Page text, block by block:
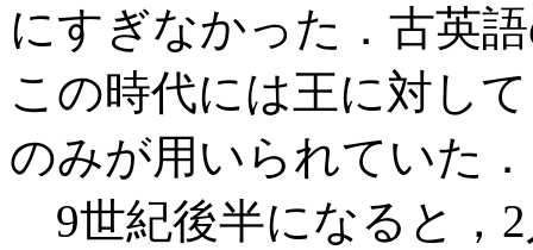
にすぎなかった．古英
この時代には王に対し
のみが用いられていた．
9世紀後半になると，